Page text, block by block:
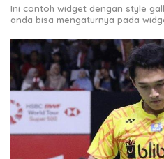
Ini contoh widget dengan style
anda bisa mengaturnya pada